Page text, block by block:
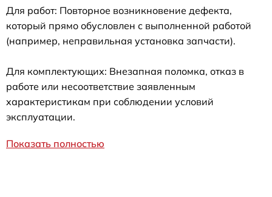
Для работ: Повторное возникновение дефекта,
который прямо обусловлен с выполненной работой
(например, неправильная установка запчасти).
Для комплектующих: Внезапная поломка, отказ в
работе или несоответствие заявленным
характеристикам при соблюдении условий
эксплуатации.
Показать полностью